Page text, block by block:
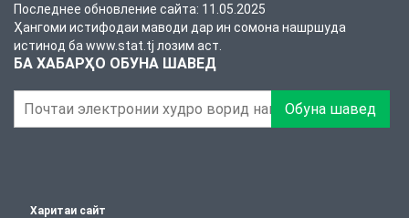
Последнее обновление сайта: 11.05.2025
Ҳангоми истифодаи маводи дар ин сомона нашршуда
истинод ба www.stat.tj лозим аст.
БА ХАБАРҲО ОБУНА ШАВЕД
Обуна шавед
Харитаи сайт